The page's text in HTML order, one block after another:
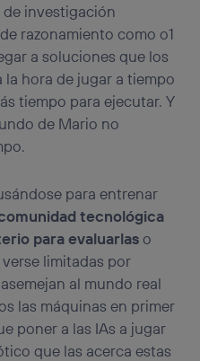
de investigación
razonamiento como o1
a soluciones que los
la hora de jugar a tiempo
tiempo para ejecutar. Y
de Mario no
para entrenar
tecnológica
para evaluarlaso
limitadas por
al mundo real
las máquinas en primer
poner a las IAs a jugar
que las acerca estas